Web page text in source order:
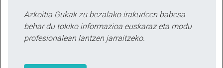
Azkoitia Gukak zu bezalako irakurleen babesa
behar du tokiko informazioa euskaraz eta modu
profesionalean lantzen jarraitzeko.